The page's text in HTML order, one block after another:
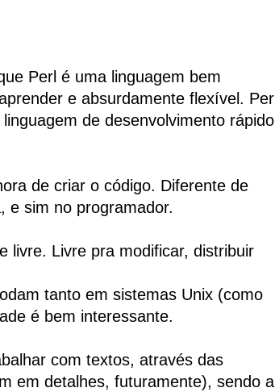
Perl é uma linguagem bem
e absurdamente flexível. Perl
de desenvolvimento rápido
de criar o código. Diferente de
e sim no programador.
livre. Livre pra modificar, distribuir
tanto em sistemas Unix (como
é bem interessante.
com textos, através das
em detalhes, futuramente), sendo a